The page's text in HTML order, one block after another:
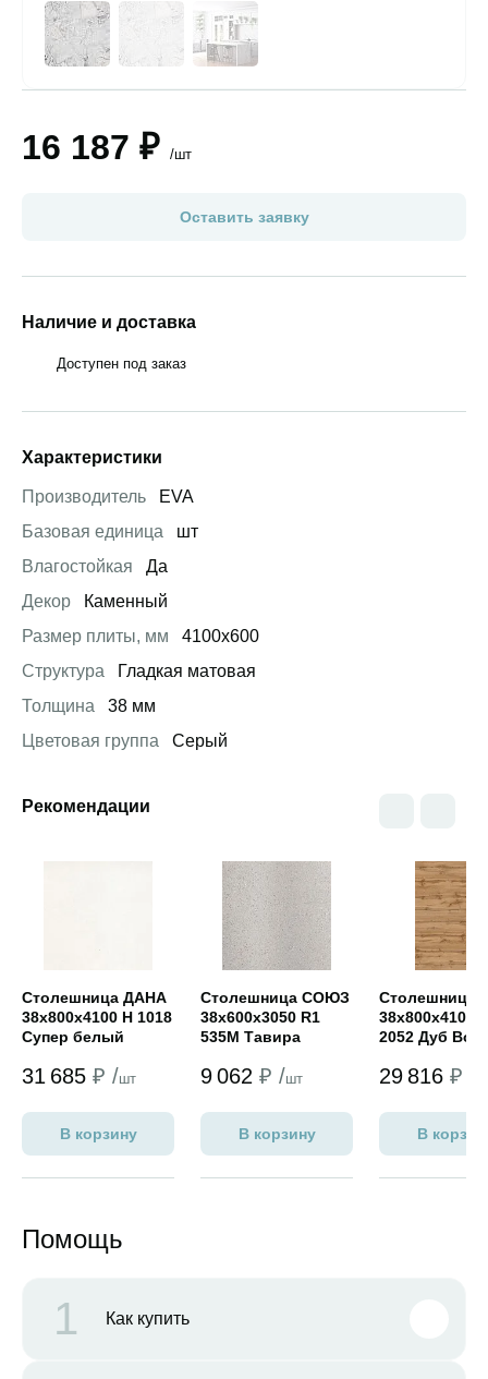
16 187 ₽ /шт
Оставить заявку
Наличие и доставка
Доступен под заказ
Характеристики
Производитель
EVA
Базовая единица
шт
Влагостойкая
Да
Декор
Каменный
Размер плиты, мм
4100х600
Структура
Гладкая матовая
Толщина
38 мм
Цветовая группа
Серый
Рекомендации
Столешница ДАНА
38х800х4100 Н 1018
Супер белый
31 685 ₽ /шт
В корзину
Столешница СОЮЗ
38х600х3050 R1
535М Тавира
9 062 ₽ /шт
В корзину
Столешница
38х800х4100
2052 Дуб
29 816 ₽ /
В
Помощь
1 Как купить